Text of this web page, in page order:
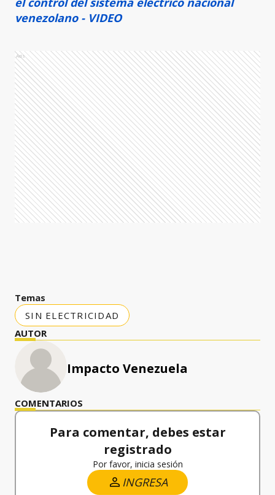
venezolano - VIDEO
Ads
Temas
SIN ELECTRICIDAD
AUTOR
Impacto Venezuela
COMENTARIOS
Para comentar, debes estar
registrado
Por favor, inicia sesión
INGRESA